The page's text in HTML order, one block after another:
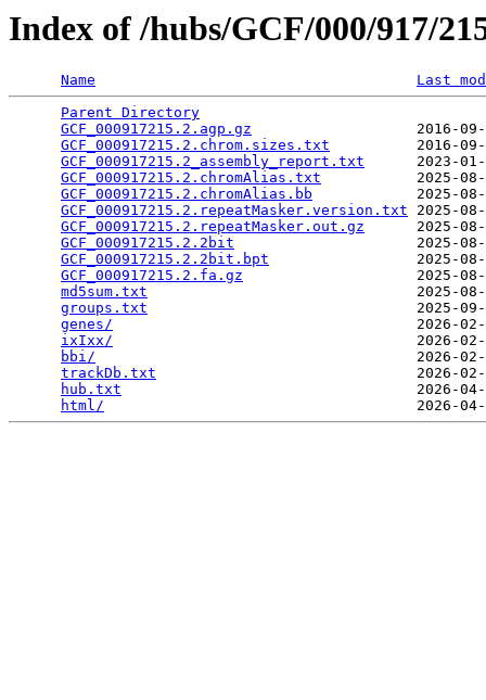
Index of /hubs/GCF/000/917/
Name
Last
Parent Directory
GCF_000917215.2.agp.gz
2016-
GCF_000917215.2.chrom.sizes.txt
2016-
GCF_000917215.2_assembly_report.txt
2023-
GCF_000917215.2.chromAlias.txt
2025-
GCF_000917215.2.chromAlias.bb
2025-
GCF_000917215.2.repeatMasker.version.txt 2025-
GCF_000917215.2.repeatMasker.out.gz
2025-
GCF_000917215.2.2bit
2025-
GCF_000917215.2.2bit.bpt
2025-
GCF_000917215.2.fa.gz
2025-
md5sum.txt
2025-
groups.txt
2025-
genes/
2026-
ixIxx/
2026-
bbi/
2026-
trackDb.txt
2026-
hub.txt
2026-
html/